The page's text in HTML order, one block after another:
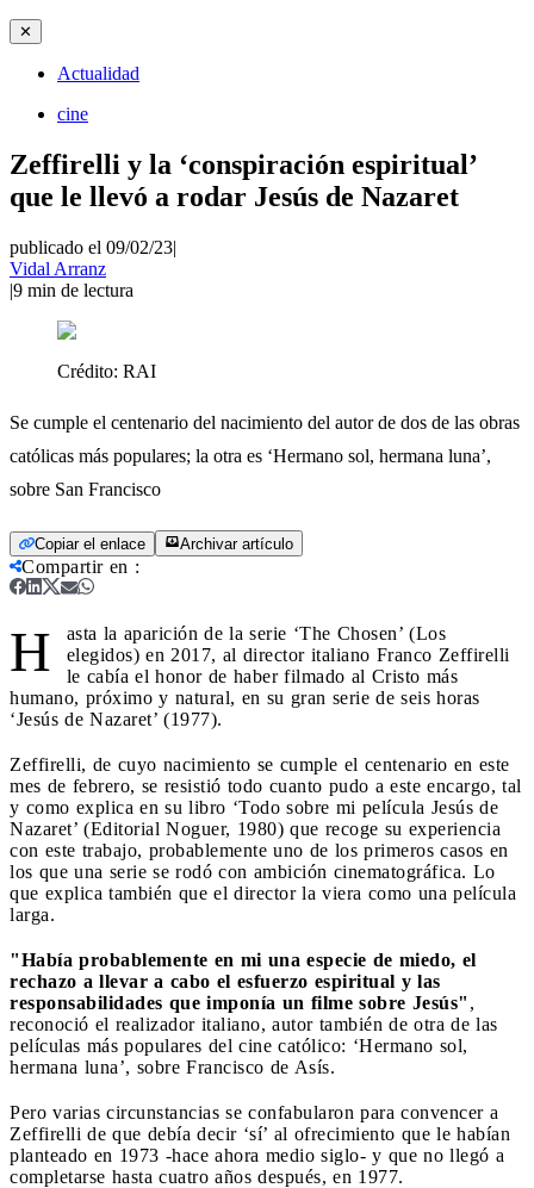
✕
Actualidad
cine
Zeffirelli y la ‘conspiración espiritual’
que le llevó a rodar Jesús de Nazaret
publicado el 09/02/23|
Vidal Arranz
|9 min de lectura
Crédito: RAI
Se cumple el centenario del nacimiento del autor de dos de las obras
católicas más populares; la otra es ‘Hermano sol, hermana luna’,
sobre San Francisco
Copiar el enlace Archivar artículo
Compartir en :
H
asta la aparición de la serie ‘The Chosen’ (Los
elegidos) en 2017, al director italiano Franco Zeffirelli
le cabía el honor de haber filmado al Cristo más
humano, próximo y natural, en su gran serie de seis horas
‘Jesús de Nazaret’ (1977).
Zeffirelli, de cuyo nacimiento se cumple el centenario en este
mes de febrero, se resistió todo cuanto pudo a este encargo, tal
y como explica en su libro ‘Todo sobre mi película Jesús de
Nazaret’ (Editorial Noguer, 1980) que recoge su experiencia
con este trabajo, probablemente uno de los primeros casos en
los que una serie se rodó con ambición cinematográfica. Lo
que explica también que el director la viera como una película
larga.
"Había probablemente en mi una especie de miedo, el
rechazo a llevar a cabo el esfuerzo espiritual y las
responsabilidades que imponía un filme sobre Jesús" ,
reconoció el realizador italiano, autor también de otra de las
películas más populares del cine católico: ‘Hermano sol,
hermana luna’, sobre Francisco de Asís.
Pero varias circunstancias se confabularon para convencer a
Zeffirelli de que debía decir ‘sí’ al ofrecimiento que le habían
planteado en 1973 -hace ahora medio siglo- y que no llegó a
completarse hasta cuatro años después, en 1977.